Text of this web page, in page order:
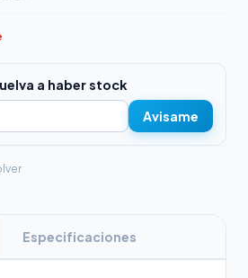
a haber stock
Avisame
Especificaciones